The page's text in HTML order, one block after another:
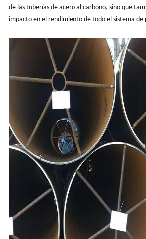
de las tuberías de acero al carbono, sino que
impacto en el rendimiento de todo el sistema de